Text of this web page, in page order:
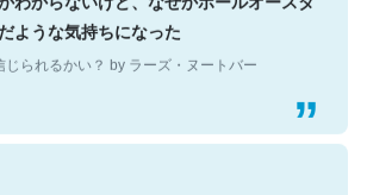
ような気持ちになった